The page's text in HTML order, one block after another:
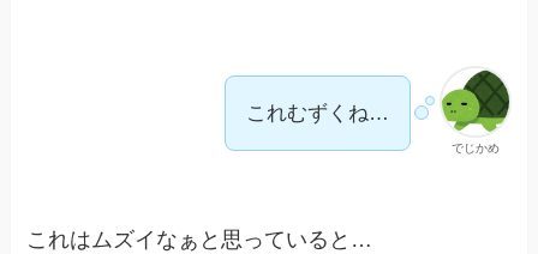
でじかめ
これむずくね…
これはムズイなぁと思っていると…